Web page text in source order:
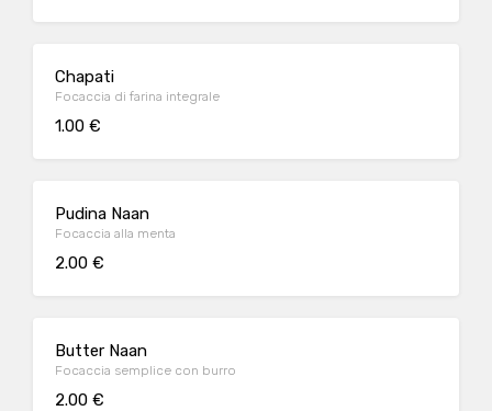
Chapati
Focaccia di farina integrale
1.00 €
Pudina Naan
Focaccia alla menta
2.00 €
Butter Naan
Focaccia semplice con burro
2.00 €